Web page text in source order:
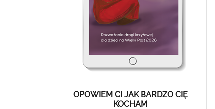
OPOWIEM CI JAK BARDZO CIĘ
KOCHAM